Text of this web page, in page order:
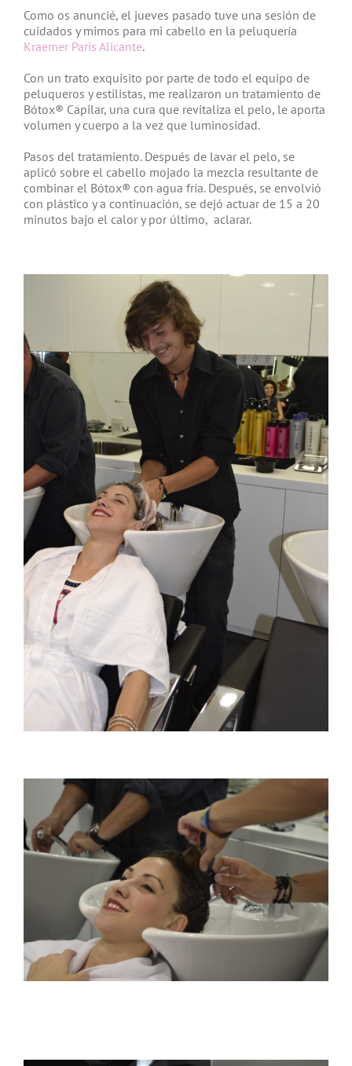
Como os anuncié, el jueves pasado tuve una sesión de
cuidados y mimos para mi cabello en la peluquería
Kraemer París Alicante.
Con un trato exquisito por parte de todo el equipo de
peluqueros y estilistas, me realizaron un tratamiento de
Bótox® Capilar, una cura que revitaliza el pelo, le aporta
volumen y cuerpo a la vez que luminosidad.
Pasos del tratamiento. Después de lavar el pelo, se
aplicó sobre el cabello mojado la mezcla resultante de
combinar el Bótox® con agua fría. Después, se envolvió
con plástico y a continuación, se dejó actuar de 15 a 20
minutos bajo el calor y por último, aclarar.